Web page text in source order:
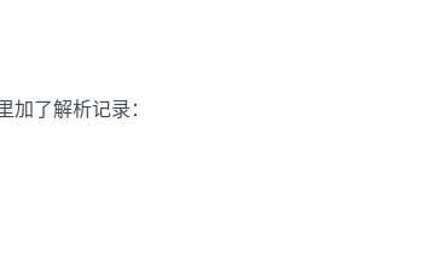
了解析记录：